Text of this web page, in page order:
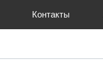
Контакты